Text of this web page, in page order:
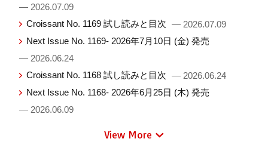
— 2026.07.09
Croissant No. 1169 試し読みと目次 — 2026.07.09
Next Issue No. 1169- 2026年7月10日 (金) 発売
— 2026.06.24
Croissant No. 1168 試し読みと目次 — 2026.06.24
Next Issue No. 1168- 2026年6月25日 (木) 発売
— 2026.06.09
View More